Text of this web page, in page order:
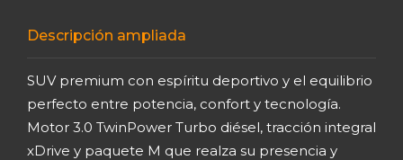
Descripción ampliada
SUV premium con espíritu deportivo y el equilibrio
perfecto entre potencia, confort y tecnología.
Motor 3.0 TwinPower Turbo diésel, tracción integral
xDrive y paquete M que realza su presencia y